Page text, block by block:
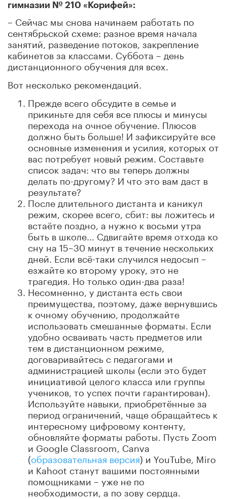
гимназии № 210 «Корифей»:
– Сейчас мы снова начинаем работать по
сентябрьской схеме: разное время начала
занятий, разведение потоков, закрепление
кабинетов за классами. Суббота – день
дистанционного обучения для всех.
Вот несколько рекомендаций.
Прежде всего обсудите в семье и
прикиньте для себя все плюсы и минусы
перехода на очное обучение. Плюсов
должно быть больше! И зафиксируйте все
основные изменения и усилия, которых от
вас потребует новый режим. Составьте
список задач: что вы теперь должны
делать по-другому? И что это вам даст в
результате?
После длительного дистанта и каникул
режим, скорее всего, сбит: вы ложитесь и
встаёте поздно, а нужно к восьми утра
быть в школе... Сдвигайте время отхода ко
сну на 15–30 минут в течение нескольких
дней. Если всё-таки случился недосып –
езжайте ко второму уроку, это не
трагедия. Но только один-два раза!
Несомненно, у дистанта есть свои
преимущества, поэтому, даже вернувшись
к очному обучению, продолжайте
использовать смешанные форматы. Если
удобно осваивать часть предметов или
тем в дистанционном режиме,
договаривайтесь с педагогами и
администрацией школы (если это будет
инициативой целого класса или группы
учеников, то успех почти гарантирован).
Используйте навыки, приобретённые за
период ограничений, чаще обращайтесь к
интересному цифровому контенту,
обновляйте форматы работы. Пусть Zoom
и Google Classroom, Canva
(образовательная версия) и YouTube, Miro
и Kahoot станут вашими постоянными
помощниками – уже не по
необходимости, а по зову сердца.